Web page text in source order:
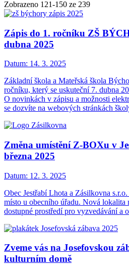
Zobrazeno 121-150 ze 239
Zápis do 1. ročníku ZŠ
dubna 2025
Datum: 14. 3. 2025
Základní škola a Mateřská škola
ročníku, který se uskuteční 7. dubna
O novinkách v zápisu a možnosti
se dozvíte na webových stránkách
Změna umístění Z-BOXu v
března 2025
Datum: 12. 3. 2025
Obec Jestřabí Lhota a Zásilkovna
místo u obecního úřadu. Nová lokalita
dostupné prostředí pro vyzvedávání a
Zveme vás na Josefovskou
kulturním domě